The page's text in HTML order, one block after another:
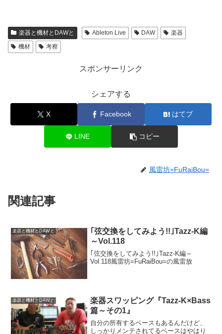
楽器と機材とDAWと Ableton Live DAW
楽器
機材
考察
スポンサーリンク
シェアする
X Facebook はてブ
LINE コピー
風雷坊=FuRaiBou=
関連記事
楽器と機材とDAWと
｢弦交換をしてみよう!!｣Tazz-K編
～Vol.118
｢弦交換をしてみよう!!｣Tazz-K編～
Vol.118風雷坊=FuRaiBou=の風雷放
楽器と機材とDAWと
楽器スワッピング『Tazz-K×Bass
篇～その1』
自分の所有するベースもあるんだけど、
しっかりメンテされてるベースはやはり